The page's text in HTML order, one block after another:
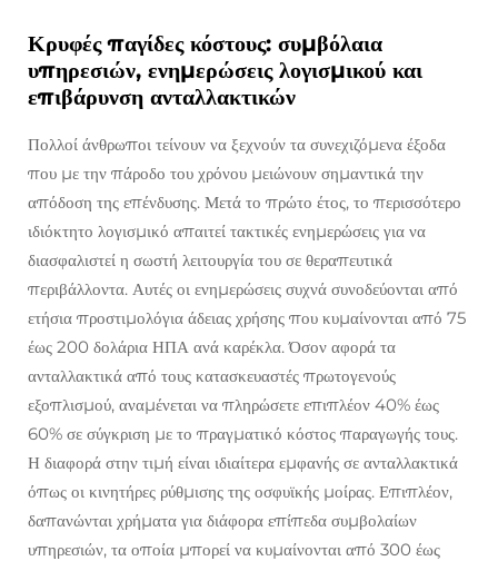
Κρυφές παγίδες κόστους: συμβόλαια
υπηρεσιών, ενημερώσεις λογισμικού και
επιβάρυνση ανταλλακτικών
Πολλοί άνθρωποι τείνουν να ξεχνούν τα συνεχιζόμενα έξοδα
που με την πάροδο του χρόνου μειώνουν σημαντικά την
απόδοση της επένδυσης. Μετά το πρώτο έτος, το περισσότερο
ιδιόκτητο λογισμικό απαιτεί τακτικές ενημερώσεις για να
διασφαλιστεί η σωστή λειτουργία του σε θεραπευτικά
περιβάλλοντα. Αυτές οι ενημερώσεις συχνά συνοδεύονται από
ετήσια προστιμολόγια άδειας χρήσης που κυμαίνονται από 75
έως 200 δολάρια ΗΠΑ ανά καρέκλα. Όσον αφορά τα
ανταλλακτικά από τους κατασκευαστές πρωτογενούς
εξοπλισμού, αναμένεται να πληρώσετε επιπλέον 40% έως
60% σε σύγκριση με το πραγματικό κόστος παραγωγής τους.
Η διαφορά στην τιμή είναι ιδιαίτερα εμφανής σε ανταλλακτικά
όπως οι κινητήρες ρύθμισης της οσφυϊκής μοίρας. Επιπλέον,
δαπανώνται χρήματα για διάφορα επίπεδα συμβολαίων
υπηρεσιών, τα οποία μπορεί να κυμαίνονται από 300 έως